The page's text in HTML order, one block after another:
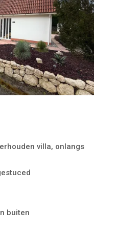
villa, onlangs
buiten